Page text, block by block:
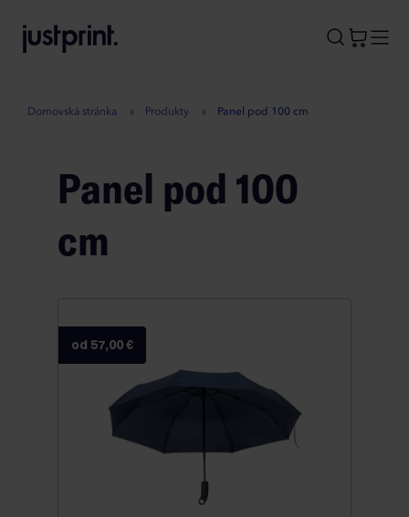
A
Domovská stránka Produkty Panel pod 100 cm
Panel pod 100
cm
od 57,00 €